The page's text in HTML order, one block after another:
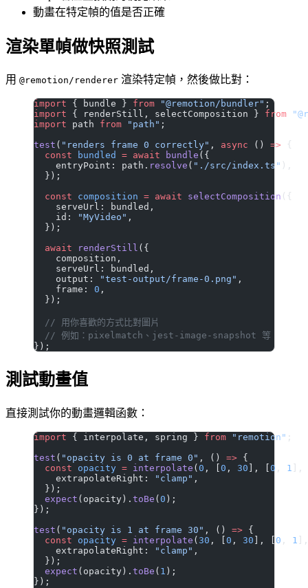
動畫在特定幀的值是否正確
渲染單幀做快照測試
用 @remotion/renderer 渲染特定幀，然後做比對：
import { bundle } from "@remotion/bundler" ;
import { renderStill, selectComposition } from
import path from "path" ;
test ( "renders frame 0 correctly" , async () => {
  const
bundled = await bundle ({
    entryPoint: path.
resolve ( "./src/index.ts" ),
  });
  const
composition = await selectComposition ({
    serveUrl: bundled,
    id:
"MyVideo" ,
  });
  await
renderStill ({
    composition,
    serveUrl: bundled,
    output:
"test-output/frame-0.png" ,
    frame:
0 ,
  });
  // 用你喜歡的方式比對圖片
  // 例如：pixelmatch、jest-image-snapshot 等
});
測試動畫值
直接測試你的動畫邏輯函數：
import { interpolate, spring } from "remotion" ;
test ( "opacity is 0 at frame 0" , () => {
  const
opacity = interpolate ( 0 , [ 0 , 30 ], [ 0 , 1 ],
    extrapolateRight:
"clamp" ,
  });
  expect
(opacity). toBe ( 0 );
});
test ( "opacity is 1 at frame 30" , () => {
  const
opacity = interpolate ( 30 , [ 0 , 30 ], [ 0 , 1
    extrapolateRight:
"clamp" ,
  });
  expect
(opacity). toBe ( 1 );
});